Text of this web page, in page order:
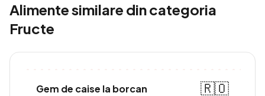
Alimente similare din categoria
Fructe
Gem de caise la borcan
🇷🇴